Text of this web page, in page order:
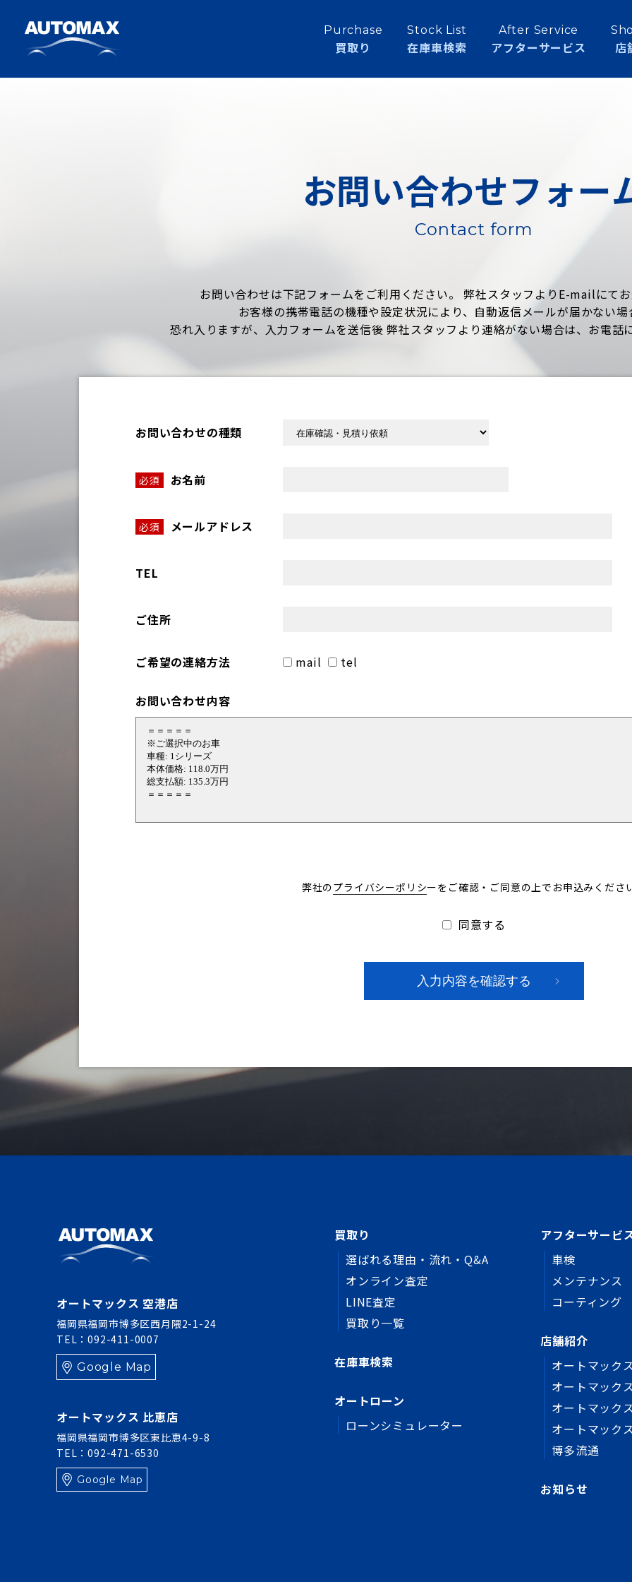
Purchase
買取り
Stock List
在庫車検索
After Service
アフターサービス 店
お問い合わせフォー
Contact form
お問い合わせは下記フォームをご利用ください。 弊社スタッフよりE-mailにて
お客様の携帯電話の機種や設定状況により、自動返信メールが届かない
恐れ入りますが、入力フォームを送信後 弊社スタッフより連絡がない場合は、お電話
お問い合わせの種類
必須 お名前
必須 メールアドレス
TEL
ご住所
ご希望の連絡方法 mail tel
お問い合わせ内容
弊社のプライバシーポリシーを ご確認・ご同意の上でお申込みくださ
同意する
オートマックス 空港店
福岡県福岡市博多区西月隈2-1-24
TEL：092-411-0007
Google Map
オートマックス 比恵店
福岡県福岡市博多区東比恵4-9-8
TEL：092-471-6530
Google Map
買取り
選ばれる理由・流れ・Q&A
オンライン査定
LINE査定
買取り一覧
在庫車検索
オートローン
ローンシミュレーター
アフターサービ
車検
メンテナンス
コーティング
店舗紹介
オートマック
オートマック
オートマック
オートマック
博多流通
お知らせ